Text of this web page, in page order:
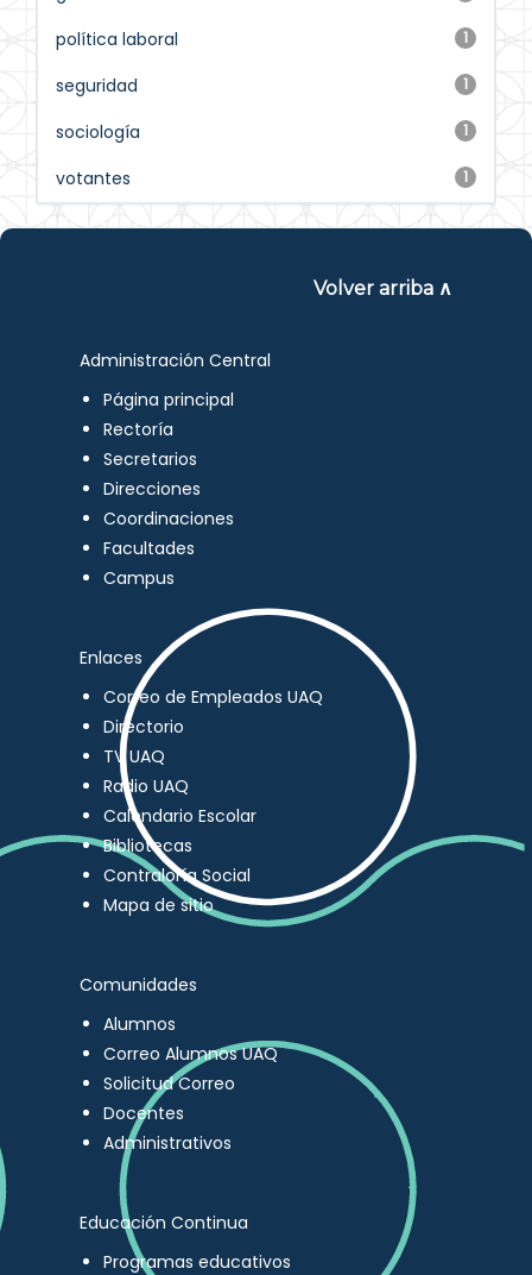
1
política laboral
1
seguridad
1
sociología
1
votantes
Volver arriba ∧
Administración Central
Página principal
Rectoría
Secretarios
Direcciones
Coordinaciones
Facultades
Campus
Enlaces
Correo de Empleados UAQ
Directorio
TV UAQ
Radio UAQ
Calendario Escolar
Bibliotecas
Contraloría Social
Mapa de sitio
Comunidades
Alumnos
Correo Alumnos UAQ
Solicitud Correo
Docentes
Administrativos
Educación Continua
Programas educativos